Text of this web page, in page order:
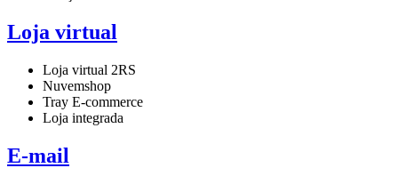
Loja virtual
Loja virtual 2RS
Nuvemshop
Tray E-commerce
Loja integrada
E-mail